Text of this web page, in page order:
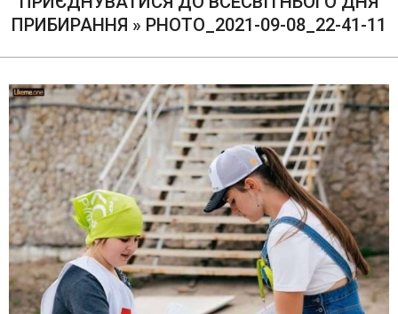
ПРИБИРАННЯ » PHOTO_2021-09-08_22-41-11